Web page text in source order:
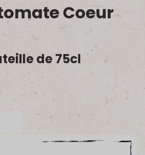
BIO AU BUREAU
NOS PRODUCTEURS
NOS MARCHÉS
Coeur
de 75cl